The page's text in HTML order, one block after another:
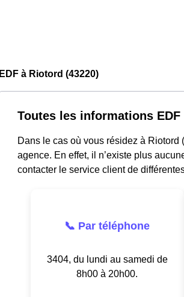
EDF à Riotord (43220)
Toutes les informations EDF
Dans le cas où vous résidez à Riotord
agence. En effet, il n’existe plus
contacter le service client de
📞 Par téléphone
3404, du lundi au samedi de
8h00 à 20h00.